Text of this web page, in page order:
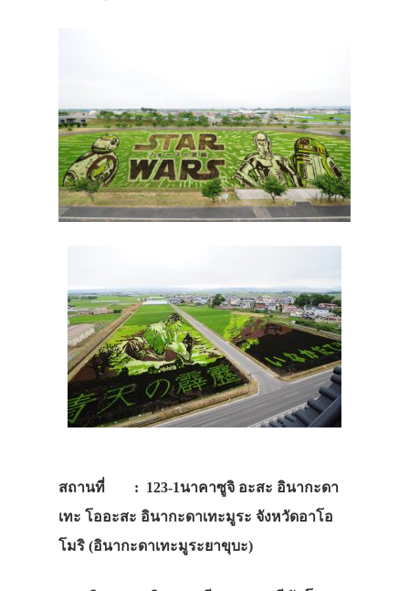
สถานที่ : 123-1นาคาซูจิ อะสะ อินากะดา
เทะ โออะสะ อินากะดาเทะมูระ จังหวัดอาโอ
โมริ (อินากะดาเทะมูระยาขุบะ)